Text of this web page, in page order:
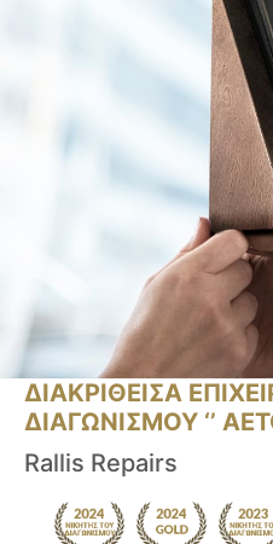
ΔΙΑΚΡΙΘΕΙΣΑ
ΔΙΑΓΩΝΙΣΜΟΥ ‘’
Rallis Repairs